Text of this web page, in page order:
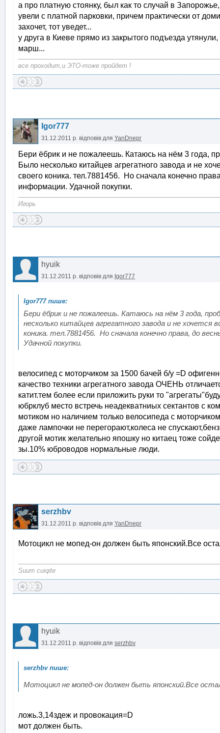
а про платную стоянку, был как то случай в
увели с платной парковки, причем практически от
захочет, тот уведет...
у друга в Киеве прямо из закрытого подъезда
марш...
все проходит,и ЭТО-тоже пройдет !
Igor777
31.12.2011 р. відповів для YanDnepr
Бери ёбрик и не пожалеешь. Катаюсь на нём 3 года,
Было несколько китайцев агрегатного завода и не
своего коника. тел.7881456. Но сначала конечно
информации. Удачной покупки.
Игорь
hyuik
31.12.2011 р. відповів для Igor777
Бери ёбрик и не пожалеешь. Катаюсь на нём 3 года,
несколько китайцев агрегатного завода и не хочется
коника. тел.7881456. Но сначала конечно права, до
Удачной покупки.
велосипед с моторчиком за 1500 бачей б/у =D
качество техники агрегатного завода ОЧЕНЬ
катит.тем более если приложить руки то
юбрклуб место встречь неадекватниых сектантов с
мотиком но наличием только велосипеда с
даже лампочки не перегорают,колеса не
другой мотик желательно япошку но китаец тоже
зы.10% юброводов нормальные люди.
serzhbv
31.12.2011 р. відповів для YanDnepr
Мотоцикл не мопед-он должен быть японский.Все
Suum cuiqite
hyuik
31.12.2011 р. відповів для serzhbv
Мотоцикл не мопед-он должен быть японский.Все
ложь.3,14здеж и провокация=D
мот должен быть.